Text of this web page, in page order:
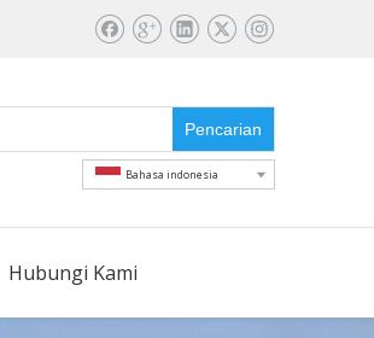
Pencarian
Bahasa indonesia
Hubungi Kami